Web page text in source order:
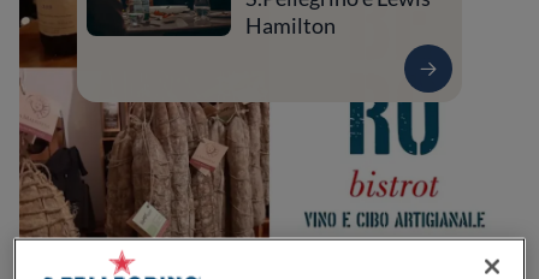
Hamilton